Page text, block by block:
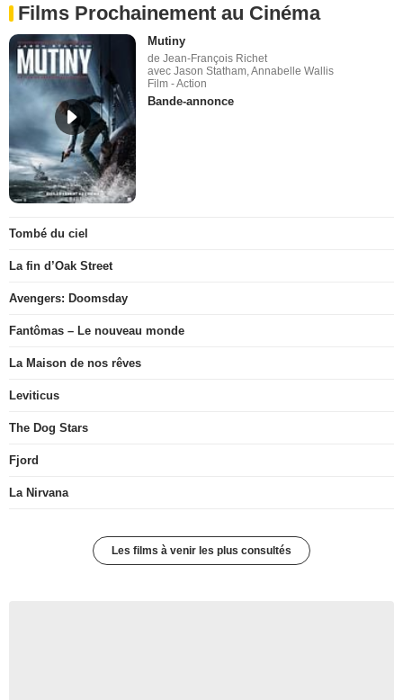
Films Prochainement au Cinéma
Mutiny
de Jean-François Richet
avec Jason Statham, Annabelle Wallis
Film - Action
Bande-annonce
Tombé du ciel
La fin d’Oak Street
Avengers: Doomsday
Fantômas – Le nouveau monde
La Maison de nos rêves
Leviticus
The Dog Stars
Fjord
La Nirvana
Les films à venir les plus consultés